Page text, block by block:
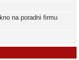
na poradni firmu